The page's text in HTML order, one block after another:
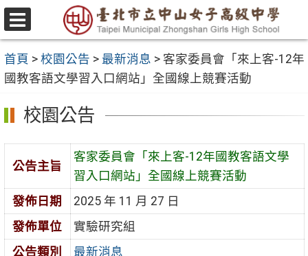
跳
至
要
內
容
區
選
單
首頁 > 校園公告 > 最新消息 > 客家委員會「來上客-12年
國教客語文學習入口網站」全國線上競賽活動
校園公告
公告主旨
客家委員會「來上客-12年國教客語文學
習入口網站」全國線上競賽活動
發佈日期
2025 年 11 月 27 日
發佈單位
實驗研究組
公告類別
最新消息